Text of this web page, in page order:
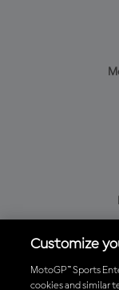
Customize
MotoGP™ Sports
cookies and similar